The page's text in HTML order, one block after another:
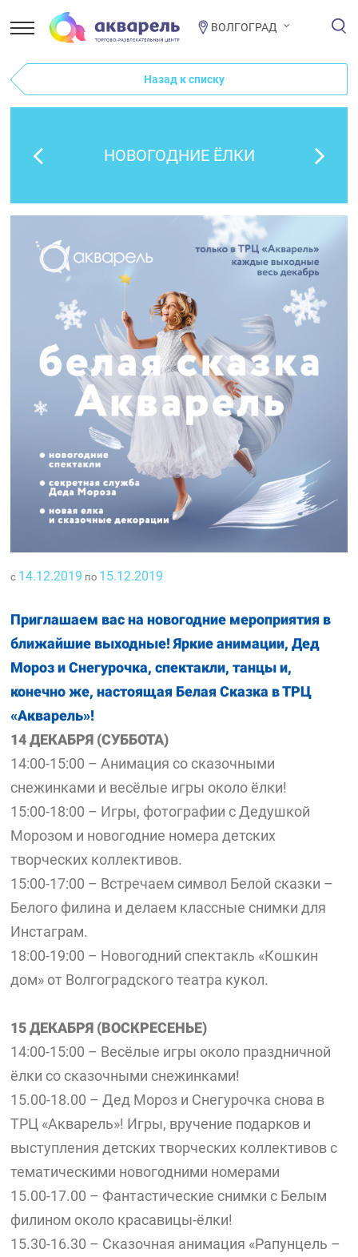
ВОЛГОГРАД
Назад к списку
НОВОГОДНИЕ ЁЛКИ
с 14.12.2019 по 15.12.2019
Приглашаем вас на новогодние мероприятия в
ближайшие выходные! Яркие анимации, Дед
Мороз и Снегурочка, спектакли, танцы и,
конечно же, настоящая Белая Сказка в ТРЦ
«Акварель»!
14 ДЕКАБРЯ (СУББОТА)
14:00-15:00 – Анимация со сказочными
снежинками и весёлые игры около ёлки!
15:00-18:00 – Игры, фотографии с Дедушкой
Морозом и новогодние номера детских
творческих коллективов.
15:00-17:00 – Встречаем символ Белой сказки –
Белого филина и делаем классные снимки для
Инстаграм.
18:00-19:00 – Новогодний спектакль «Кошкин
дом» от Волгоградского театра кукол.
15 ДЕКАБРЯ (ВОСКРЕСЕНЬЕ)
14:00-15:00 – Весёлые игры около праздничной
ёлки со сказочными снежинками!
15.00-18.00 – Дед Мороз и Снегурочка снова в
ТРЦ «Акварель»! Игры, вручение подарков и
выступления детских творческих коллективов с
тематическими новогодними номерами
15.00-17.00 – Фантастические снимки с Белым
филином около красавицы-ёлки!
15.30-16.30 – Сказочная анимация «Рапунцель –